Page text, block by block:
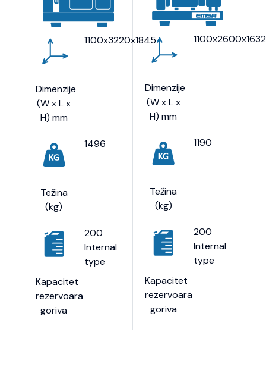
Dimenzije
(W x L x
H) mm
1100x3220x1845
Težina
(kg)
1496
Kapacitet
rezervoara
goriva
200
Internal
type
Dimenzije
(W x L x
H) mm
1100x2600x1632
Težina
(kg)
1190
Kapacitet
rezervoara
goriva
200
Internal
type